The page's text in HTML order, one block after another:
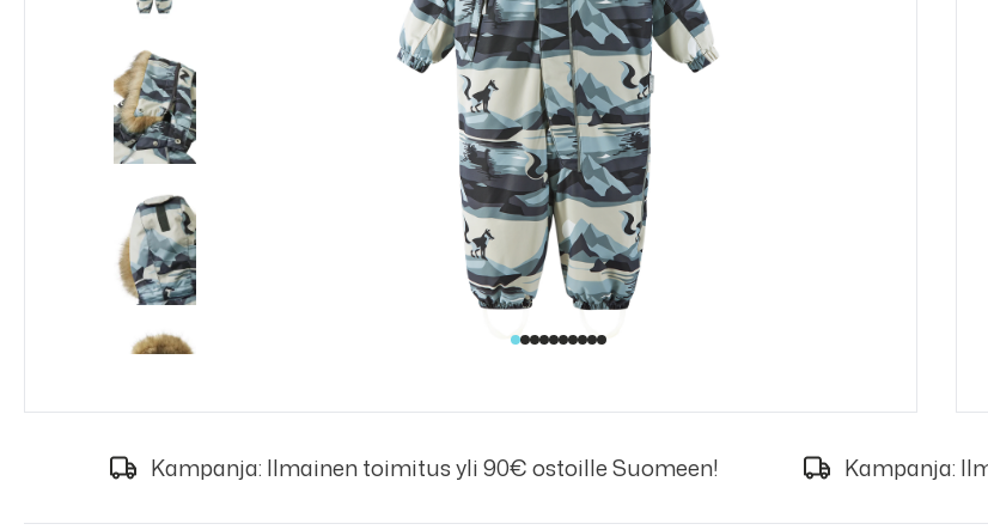
Kampanja: Ilmainen toimitus yli 90€ ostoille Suomeen! Kampanja: